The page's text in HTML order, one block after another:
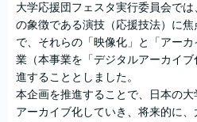
大学応援団フェスタ実行委員会で
の象徴である演技（応援技法）に
で、それらの「映像化」と「アー
業（本事業を「デジタルアーカイ
進することとしました。
本企画を推進することで、日本の
アーカイブ化していき、将来的に